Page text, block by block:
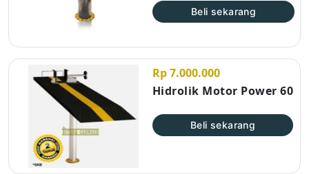
Beli sekarang
Rp 7.000.000
Hidrolik Motor Power 60
Beli sekarang